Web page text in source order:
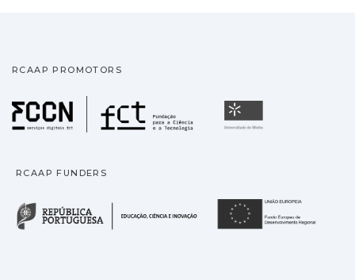
RCAAP PROMOTORS
Fundação para a
RCAAP FUNDERS
República Portuguesa